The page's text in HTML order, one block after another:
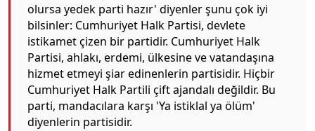
olursa yedek parti hazır' diyenler şunu çok iyi
bilsinler: Cumhuriyet Halk Partisi, devlete
istikamet çizen bir partidir. Cumhuriyet Halk
Partisi, ahlakı, erdemi, ülkesine ve vatandaşına
hizmet etmeyi şiar edinenlerin partisidir. Hiçbir
Cumhuriyet Halk Partili çift ajandalı değildir. Bu
parti, mandacılara karşı 'Ya istiklal ya ölüm'
diyenlerin partisidir.